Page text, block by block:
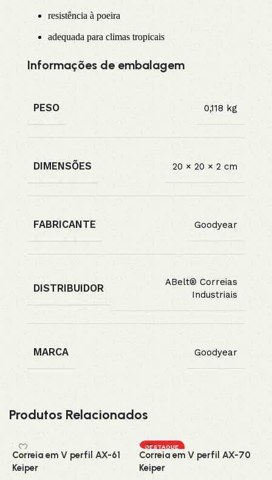
resistência à poeira
adequada para climas tropicais
Informações de embalagem
PESO 0,118 kg
DIMENSÕES 20 × 20 × 2 cm
FABRICANTE Goodyear
DISTRIBUIDOR
ABelt® Correias
Industriais
MARCA Goodyear
Produtos Relacionados
Correia em V perfil AX-61
Keiper
DESTAQUE
Correia em V perfil AX-70
Keiper